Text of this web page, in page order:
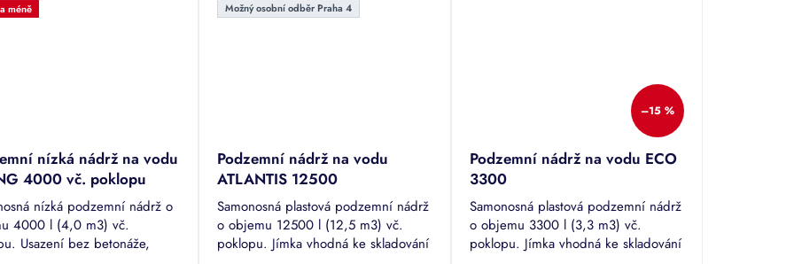
méně
nízká nádrž na vodu
4000 vč. poklopu
nízká podzemní nádrž o
4000 l (4,0 m3) vč.
Usazení bez betonáže,
Možný osobní odběr Praha 4
Podzemní nádrž na vodu
ATLANTIS 12500
Samonosná plastová podzemní nádrž
o objemu 12500 l (12,5 m3) vč.
poklopu. Jímka vhodná ke skladování
–15 %
Podzemní nádrž na vodu ECO
3300
Samonosná plastová podzemní nádrž
o objemu 3300 l (3,3 m3) vč.
poklopu. Jímka vhodná ke skladování